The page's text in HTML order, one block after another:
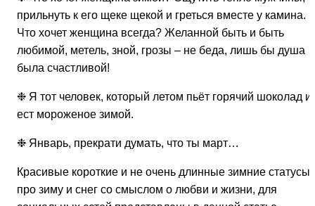
прильнуть к его щеке щекой и греться вместе у камина.
Что хочет женщина всегда? Желанной быть и быть
любимой, метель, зной, грозы – не беда, лишь бы душа
была счастливой!
❉ Я тот человек, который летом пьёт горячий шоколад и
ест мороженое зимой.
❉ Январь, прекрати думать, что ты март…
Красивые короткие и не очень длинные зимние статусы
про зиму и снег со смыслом о любви и жизни, для